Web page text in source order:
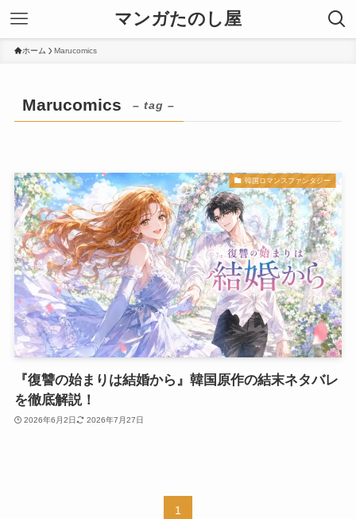
マンガたのし屋
ホーム Marucomics
Marucomics – tag –
韓国ロマンスファンタジー
『復讐の始まりは結婚から』韓国原作の結末ネタバレ
を徹底解説！
2026年6月2日 2026年7月27日
1